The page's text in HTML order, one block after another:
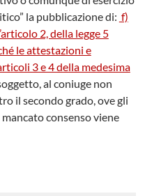
la pubblicazione di: f)
2, della legge 5
le attestazioni e
3 e 4 della medesima
al coniuge non
il secondo grado, ove gli
consenso viene